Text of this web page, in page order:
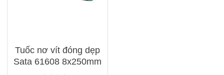
Tuốc nơ vít đóng dẹp
Sata 61608 8x250mm